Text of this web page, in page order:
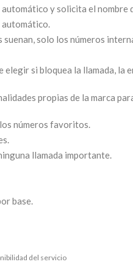
y solicita el nombre
automático.
suenan, solo los números
elegir si bloquea la llamada,
propias de la marca
números favoritos.
llamada importante.
base.
del servicio